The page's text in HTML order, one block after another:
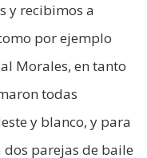
y recibimos a
por ejemplo
Morales, en tanto
todas
y blanco, y para
dos parejas de baile